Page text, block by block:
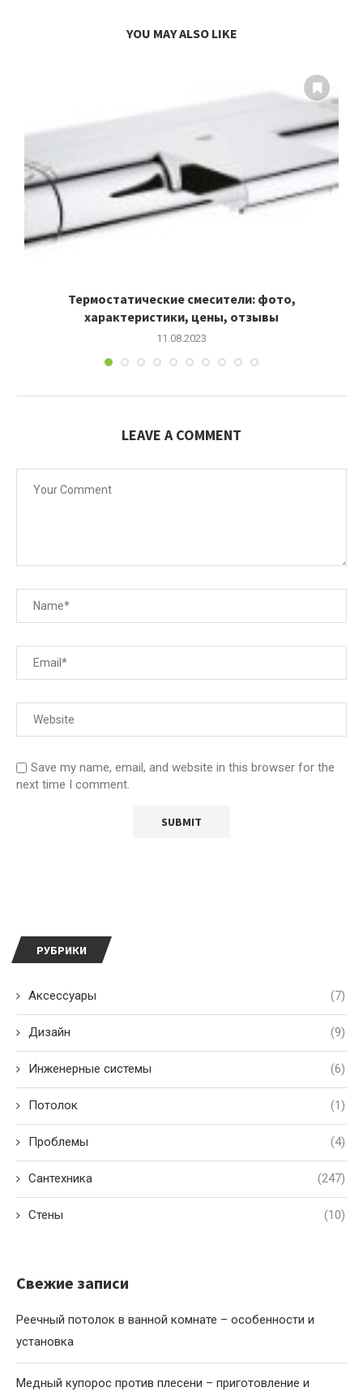
YOU MAY ALSO LIKE
Термостатические смесители: фото,
характеристики, цены, отзывы
11.08.2023
LEAVE A COMMENT
Save my name, email, and website in this browser for the
next time I comment.
РУБРИКИ
Аксессуары (7)
Дизайн (9)
Инженерные системы (6)
Потолок (1)
Проблемы (4)
Сантехника (247)
Стены (10)
Свежие записи
Реечный потолок в ванной комнате – особенности и
установка
Медный купорос против плесени – приготовление и